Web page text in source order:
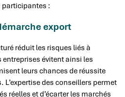
participantes :
export
réduit les risques liés à
évitent ainsi les
leurs chances de réussite
L’expertise des conseillers permet
réelles et d’écarter les marchés